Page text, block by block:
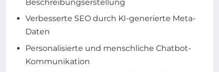
Beschreibungserstellung
Verbesserte SEO durch KI-generierte Meta-
Daten
Personalisierte und menschliche Chatbot-
Kommunikation